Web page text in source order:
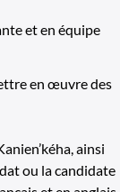
et en équipe
en œuvre des
ainsi
ou la candidate